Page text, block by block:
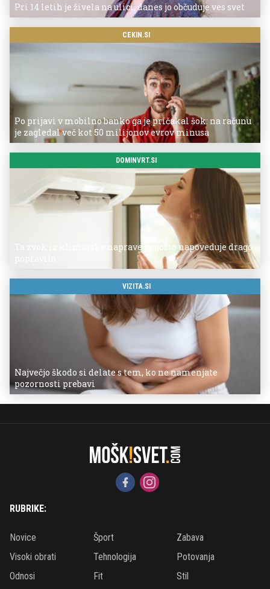
Pri 14 letih je živela na ulici, danes jo občuduje ves svet
CEKIN.SI
Po prijavi v mobilno banko ga je pričakal šok: na računu
je zagledal več kot 50 milijonov evrov minusa
DOMINVRT.SI
Ta zvok iz klimatske naprave pogosto napoveduje drago
VIZITA.SI
Največjo škodo si delate s tem, ko ne namenjate
pozornosti prebavi
RUBRIKE:
Novice Šport
Zabava
Visoki obrati
Tehnologija
Potovanja
Odnosi
Fit Stil